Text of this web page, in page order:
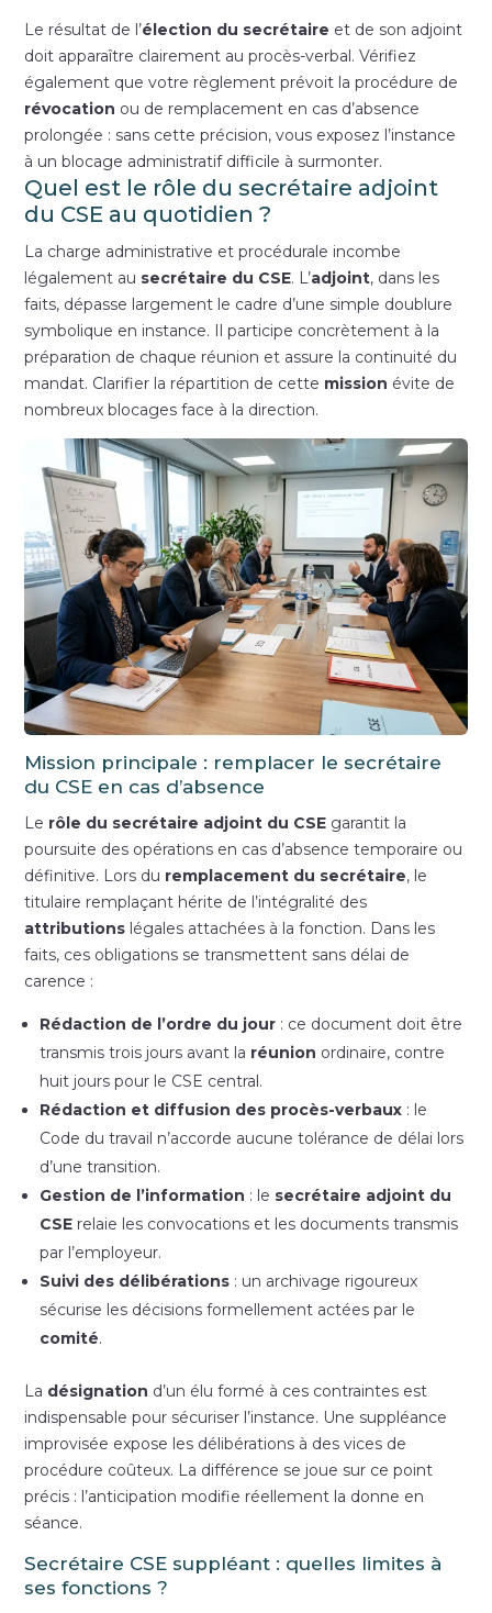
Le résultat de l’élection du secrétaire et de son adjoint
doit apparaître clairement au procès-verbal. Vérifiez
également que votre règlement prévoit la procédure de
révocation ou de remplacement en cas d’absence
prolongée : sans cette précision, vous exposez l’instance
à un blocage administratif difficile à surmonter.
Quel est le rôle du secrétaire adjoint
du CSE au quotidien ?
La charge administrative et procédurale incombe
légalement au secrétaire du CSE. L’adjoint, dans les
faits, dépasse largement le cadre d’une simple doublure
symbolique en instance. Il participe concrètement à la
préparation de chaque réunion et assure la continuité du
mandat. Clarifier la répartition de cette mission évite de
nombreux blocages face à la direction.
Mission principale : remplacer le secrétaire
du CSE en cas d’absence
Le rôle du secrétaire adjoint du CSE garantit la
poursuite des opérations en cas d’absence temporaire ou
définitive. Lors du remplacement du secrétaire, le
titulaire remplaçant hérite de l’intégralité des
attributions légales attachées à la fonction. Dans les
faits, ces obligations se transmettent sans délai de
carence :
Rédaction de l’ordre du jour : ce document doit être
transmis trois jours avant la réunion ordinaire, contre
huit jours pour le CSE central.
Rédaction et diffusion des procès-verbaux : le
Code du travail n’accorde aucune tolérance de délai lors
d’une transition.
Gestion de l’information : le secrétaire adjoint du
CSE relaie les convocations et les documents transmis
par l’employeur.
Suivi des délibérations : un archivage rigoureux
sécurise les décisions formellement actées par le
comité.
La désignation d’un élu formé à ces contraintes est
indispensable pour sécuriser l’instance. Une suppléance
improvisée expose les délibérations à des vices de
procédure coûteux. La différence se joue sur ce point
précis : l’anticipation modifie réellement la donne en
séance.
Secrétaire CSE suppléant : quelles limites à
ses fonctions ?